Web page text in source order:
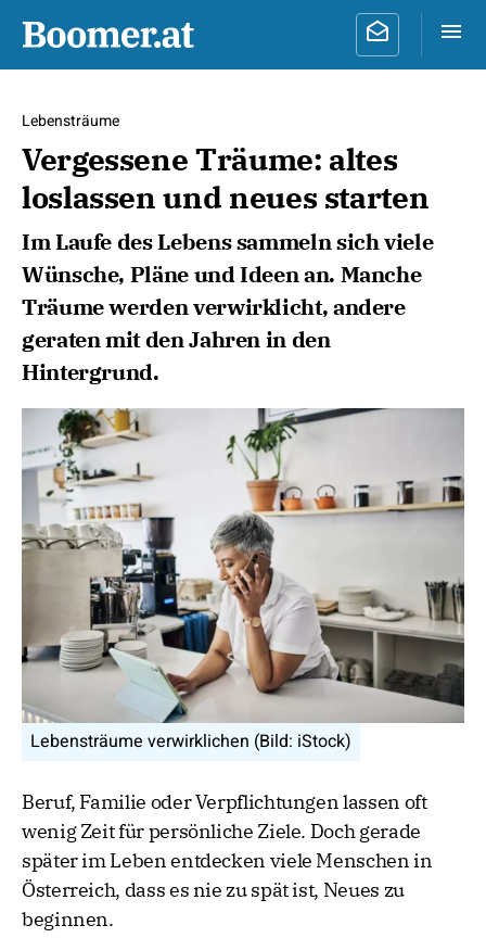
Lebensträume
Vergessene Träume: altes
loslassen und neues starten
Im Laufe des Lebens sammeln sich viele
Wünsche, Pläne und Ideen an. Manche
Träume werden verwirklicht, andere
geraten mit den Jahren in den
Hintergrund.
Lebensträume verwirklichen (Bild: iStock)
Beruf, Familie oder Verpflichtungen lassen oft
wenig Zeit für persönliche Ziele. Doch gerade
später im Leben entdecken viele Menschen in
Österreich, dass es nie zu spät ist, Neues zu
beginnen.